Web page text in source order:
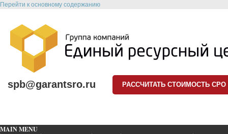
Перейти к основному содержанию
spb@garantsro.ru РАССЧИТАТЬ СТОИМОСТЬ СРО
MAIN MENU